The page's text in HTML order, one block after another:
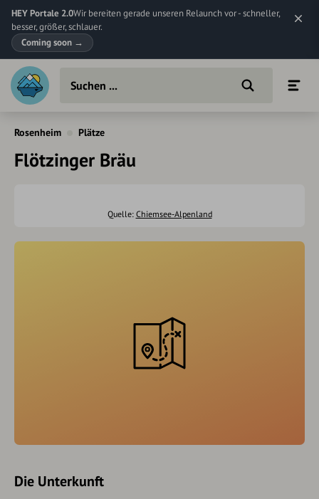
HEY Portale 2.0Wir bereiten gerade unseren Relaunch vor - schneller,
besser, größer, schlauer.
Coming soon →
Rosenheim Plätze
Flötzinger Bräu
Quelle: Chiemsee-Alpenland
Die Unterkunft